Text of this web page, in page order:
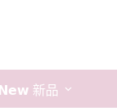
𝗡𝗲𝘄 新品